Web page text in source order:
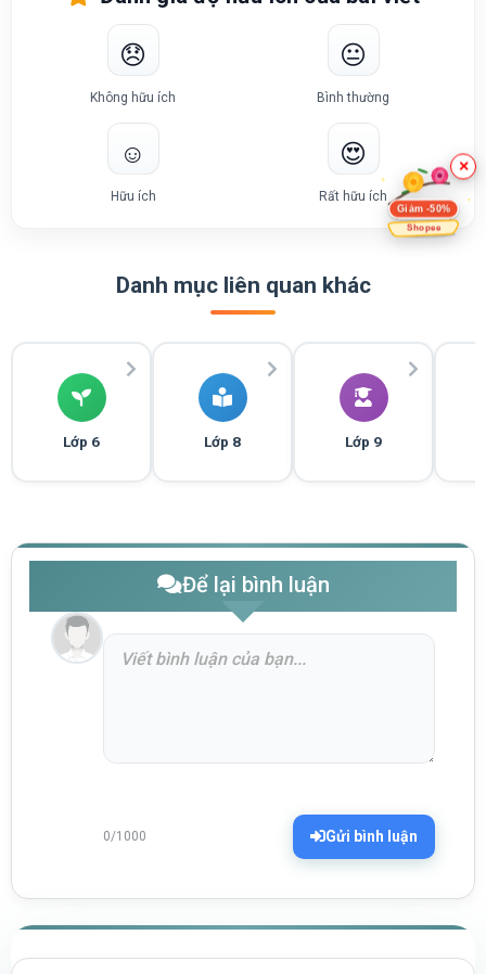
😞
Không hữu ích
😐
Bình thường
☺️
Hữu ích
😍
Rất hữu ích
Danh mục liên quan khác
Lớp 6 Lớp 8 Lớp 9
Để lại bình luận
0/1000 Gửi bình luận
×
Giảm -50%
Shopee